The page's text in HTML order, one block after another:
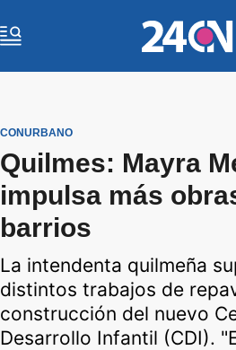
CONURBANO
Quilmes: Mayra
impulsa más
barrios
La intendenta quilmeña
distintos trabajos de
construcción del nuevo
Desarrollo Infantil (CDI).